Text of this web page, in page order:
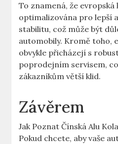
To znamená, že evropská
optimalizována pro lepší
stabilitu, což může být
automobily. Kromě toho,
obvykle přicházejí s
poprodejním servisem,
zákazníkům větší klid.
Závěrem
Jak Poznat Čínská Alu
Pokud chcete, aby vaše